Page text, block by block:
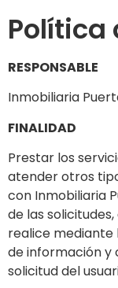
Política
RESPONSABLE
Inmobiliaria
FINALIDAD
Prestar los
atender otros
con Inmobiliaria
de las
realice mediante
de información y
solicitud del